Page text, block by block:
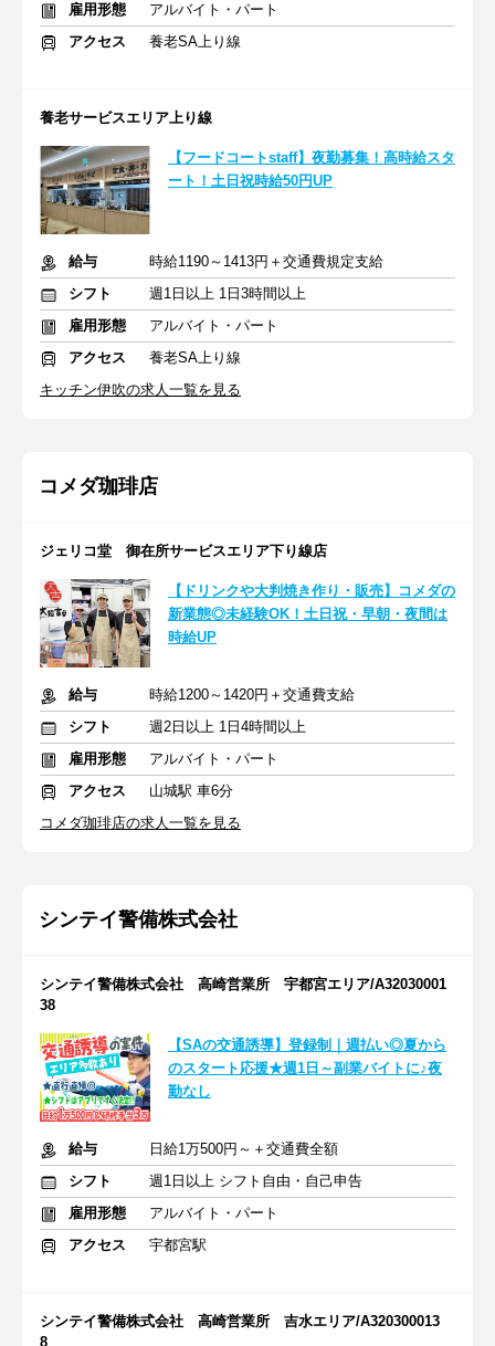
雇用形態
アルバイト・パート
アクセス
養老SA上り線
養老サービスエリア上り線
【フードコートstaff】夜勤募集！高時給スタ
ート！土日祝時給50円UP
給与
時給1190～1413円＋交通費規定支給
シフト
週1日以上 1日3時間以上
雇用形態
アルバイト・パート
アクセス
養老SA上り線
キッチン伊吹の求人一覧を見る
コメダ珈琲店
ジェリコ堂 御在所サービスエリア下り線店
【ドリンクや大判焼き作り・販売】コメダの
新業態◎未経験OK！土日祝・早朝・夜間は
時給UP
給与
時給1200～1420円＋交通費支給
シフト
週2日以上 1日4時間以上
雇用形態
アルバイト・パート
アクセス
山城駅 車6分
コメダ珈琲店の求人一覧を見る
シンテイ警備株式会社
シンテイ警備株式会社 高崎営業所 宇都宮エリア/A32030001
38
【SAの交通誘導】登録制｜週払い◎夏から
のスタート応援★週1日～副業バイトに♪夜
勤なし
給与
日給1万500円～＋交通費全額
シフト
週1日以上 シフト自由・自己申告
雇用形態
アルバイト・パート
アクセス
宇都宮駅
シンテイ警備株式会社 高崎営業所 吉水エリア/A320300013
8